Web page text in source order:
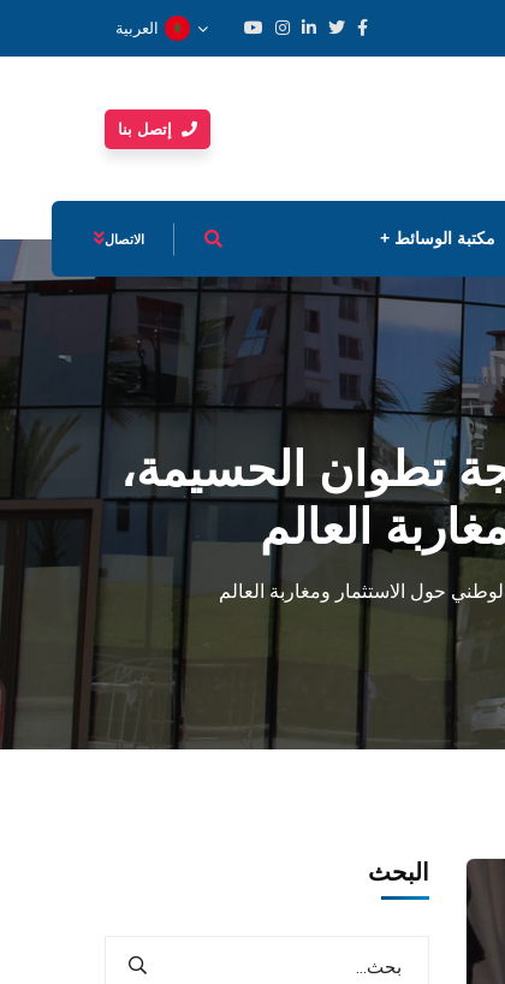
العربية
إتصل بنا
مكتبة الوسائط الاتصال
تطوان الحسيمة،
العالم
حول الاستثمار ومغاربة العالم
البحث